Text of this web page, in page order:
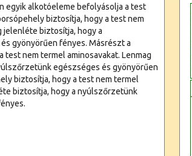
egyik alkotóeleme befolyásolja a test
biztosítja, hogy a test nem
jelenléte biztosítja, hogy a
gyönyörűen fényes. Másrészt a
test nem termel aminosavakat. Lenmag
egészséges és gyönyörűen
biztosítja, hogy a test nem termel
biztosítja, hogy a nyúlszőrzetünk